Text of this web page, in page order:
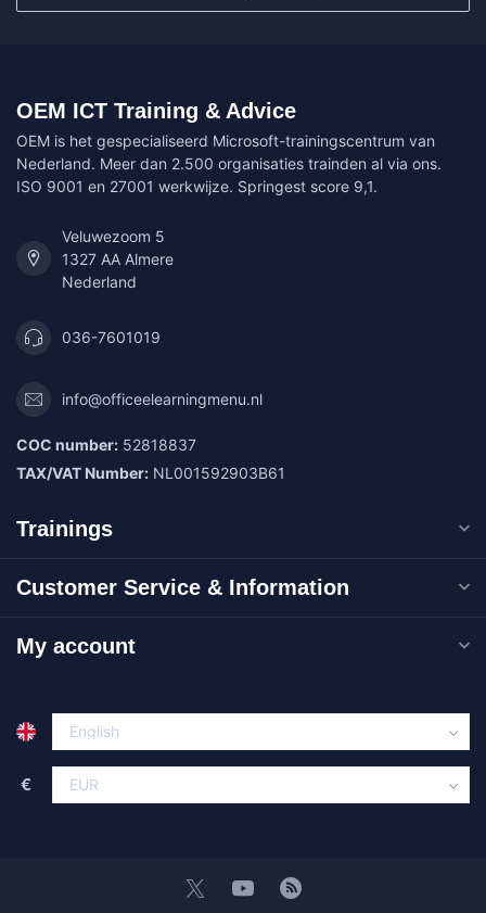
OEM ICT Training & Advice
OEM is het gespecialiseerd Microsoft-trainingscentrum van
Nederland. Meer dan 2.500 organisaties trainden al via ons.
ISO 9001 en 27001 werkwijze. Springest score 9,1.
Veluwezoom 5
1327 AA Almere
Nederland
036-7601019
info@officeelearningmenu.nl
COC number: 52818837
TAX/VAT Number: NL001592903B61
Trainings
Customer Service & Information
My account
€